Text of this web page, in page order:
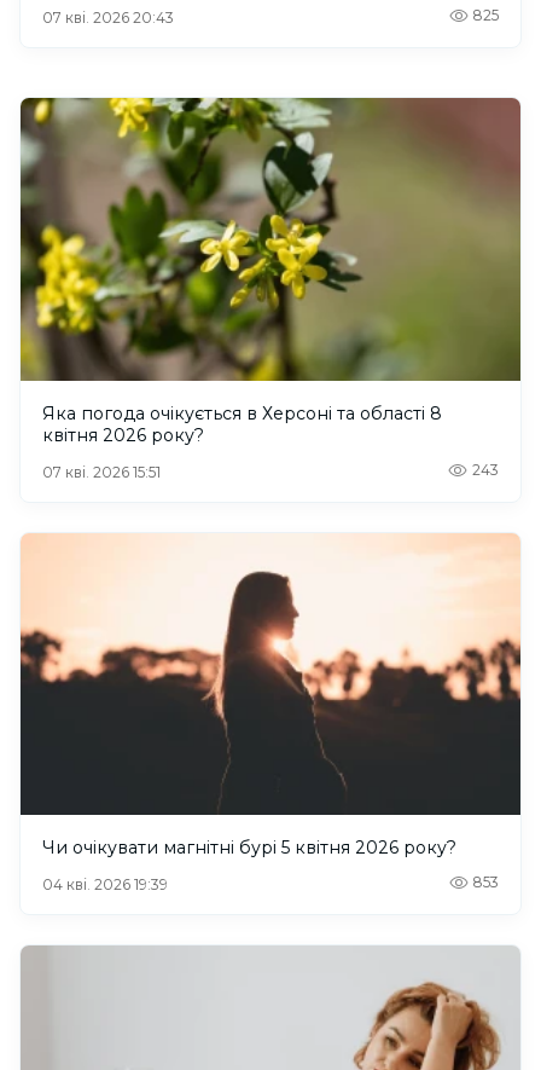
07 кві. 2026 20:43 825
Яка погода очікується в Херсоні та області 8
квітня 2026 року?
07 кві. 2026 15:51 243
Чи очікувати магнітні бурі 5 квітня 2026 року?
04 кві. 2026 19:39 853